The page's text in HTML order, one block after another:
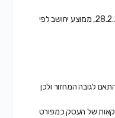
שדווחו למע"מ מתחילת הפעילות עד 28.2.26, ממוצע יחושב לפי
לגובה המחזור ולכן
של העסק כמפורט